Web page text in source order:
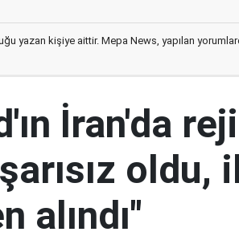
yazan kişiye aittir. Mepa News, yapılan
İran'da
alındı"